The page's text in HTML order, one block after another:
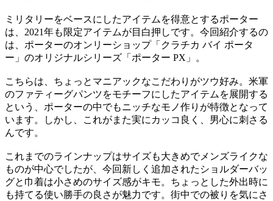
ミリタリーをベースにしたアイテムを得意とするポーター
は、2021年も限定アイテムが目白押しです。今回紹介するの
は、ポーターのオンリーショップ「クラチカ バイ ポータ
ー」のオリジナルシリーズ「ポーター PX」。
こちらは、ちょっとマニアックなこだわりがツウ好み。米軍
のファティーグパンツをモチーフにしたアイテムを展開する
という、ポーターの中でもニッチなモノ作りが特徴となって
います。しかし、これがまた実にカッコ良く、男心に刺さる
んです。
これまでのラインナップはサイズも大きめでメンズライクな
ものが中心でしたが、今回新しく追加されたショルダーバッ
グと巾着は小さめのサイズ感がキモ。ちょっとした外出時に
も持てる使い勝手の良さが魅力です。街中での被りを気にさ